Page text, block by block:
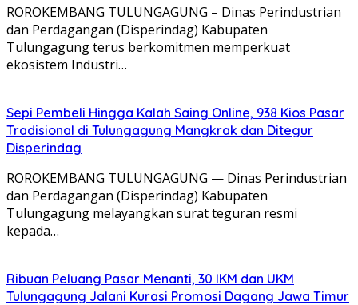
​ROROKEMBANG TULUNGAGUNG – Dinas Perindustrian
dan Perdagangan (Disperindag) Kabupaten
Tulungagung terus berkomitmen memperkuat
ekosistem Industri…
Sepi Pembeli Hingga Kalah Saing Online, 938 Kios Pasar
Tradisional di Tulungagung Mangkrak dan Ditegur
Disperindag
ROROKEMBANG TULUNGAGUNG — Dinas Perindustrian
dan Perdagangan (Disperindag) Kabupaten
Tulungagung melayangkan surat teguran resmi
kepada…
Ribuan Peluang Pasar Menanti, 30 IKM dan UKM
Tulungagung Jalani Kurasi Promosi Dagang Jawa Timur